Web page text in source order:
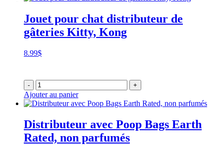
Jouet pour chat distributeur de
gâteries Kitty, Kong
8.99$
- +
Ajouter au panier
Distributeur avec Poop Bags Earth
Rated, non parfumés